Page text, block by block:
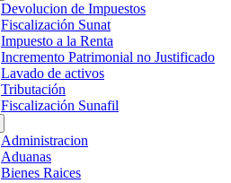
Devolucion de Impuestos
Fiscalización Sunat
Impuesto a la Renta
Incremento Patrimonial no Justificado
Lavado de activos
Tributación
Fiscalización Sunafil
Administracion
Aduanas
Bienes Raices